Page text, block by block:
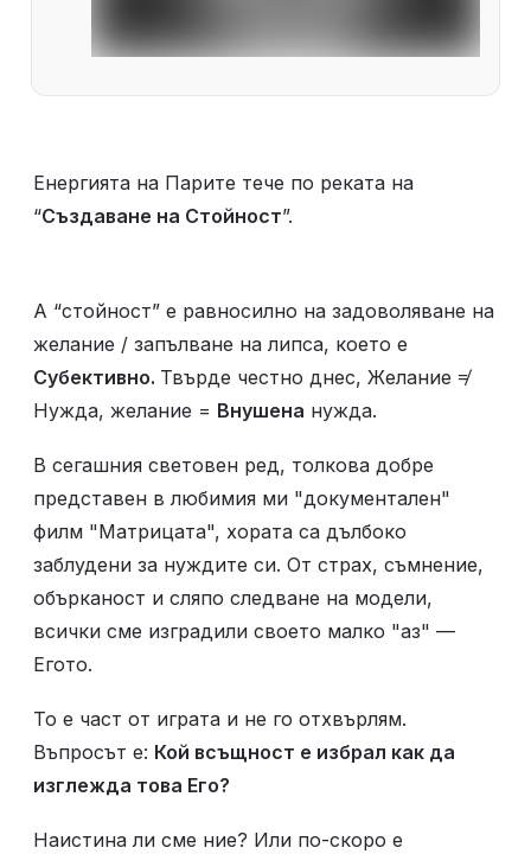
Енергията на Парите тече по реката на
“Създаване на Стойност”.
А “стойност” е равносилно на задоволяване на
Субективно. Твърде честно днес, Желание ≠
Нужда, желание = Внушена нужда.
В сегашния световен ред, толкова добре
представен в любимия ми "документален"
филм "Матрицата", хората са дълбоко
заблудени за нуждите си. От страх, съмнение,
обърканост и сляпо следване на модели,
всички сме изградили своето малко "аз" —
Егото.
То е част от играта и не го отхвърлям.
Въпросът е: Кой всъщност е избрал как да
изглежда това Его?
Наистина ли сме ние? Или по-скоро е